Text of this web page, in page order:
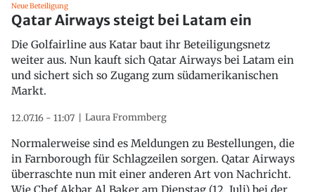
Neue Beteiligung
Qatar Airways steigt bei Latam ein
Die Golfairline aus Katar baut ihr Beteiligungsnetz
weiter aus. Nun kauft sich Qatar Airways bei Latam ein
und sichert sich so Zugang zum südamerikanischen
Markt.
12.07.16 - 11:07 Laura Frommberg
Normalerweise sind es Meldungen zu Bestellungen, die
in Farnborough für Schlagzeilen sorgen. Qatar Airways
überraschte nun mit einer anderen Art von Nachricht.